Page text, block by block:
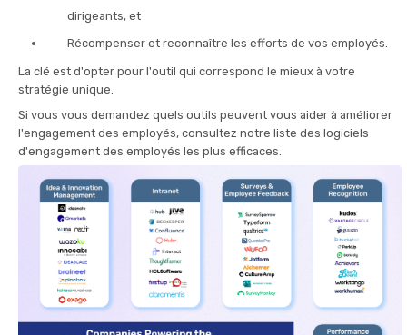
dirigeants, et
Récompenser et reconnaître les efforts de vos employés.
La clé est d'opter pour l'outil qui correspond le mieux à votre
stratégie unique.
Si vous vous demandez quels outils peuvent vous aider à améliorer
l'engagement des employés, consultez notre liste des logiciels
d'engagement des employés les plus efficaces.